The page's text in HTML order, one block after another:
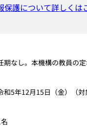
保護について詳しくは
期なし。本機構の教員の定
和5年12月15日（金）（対